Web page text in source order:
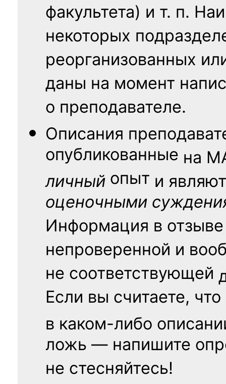
факультета) и т. п.
некоторых
реорганизованных
даны на момент
о преподавателе.
Описания
опубликованные на
личный опыт и
оценочными
Информация в
непроверенной и
не соответствующей
Если вы считаете, что
в каком-либо
ложь — напишите
не стесняйтесь!